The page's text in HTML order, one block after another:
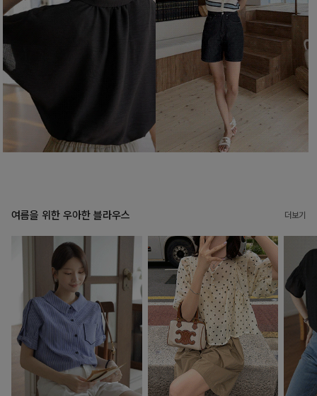
여름을 위한 우아한 블라우스 더보기